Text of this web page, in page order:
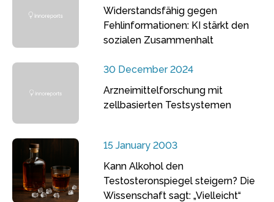
Widerstandsfähig gegen
Fehlinformationen: KI stärkt den
sozialen Zusammenhalt
30 December 2024
Arzneimittelforschung mit
zellbasierten Testsystemen
15 January 2003
Kann Alkohol den
Testosteronspiegel steigern? Die
Wissenschaft sagt: „Vielleicht“